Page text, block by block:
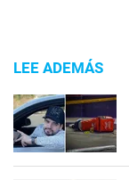
LEE ADEMÁS